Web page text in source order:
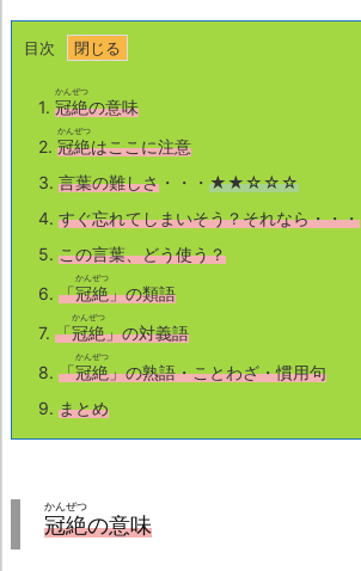
目次
1. 冠絶
かんぜつ
の意味
2. 冠絶
かんぜつ
はここに注意
3. 言葉の難しさ ・・・ ★★☆☆☆
4. すぐ忘れてしまいそう？それなら・・・
5. この言葉、どう使う？
6. 「冠絶
かんぜつ
」の類語
7. 「冠絶
かんぜつ
」の対義語
8. 「冠絶
かんぜつ
」の熟語・ことわざ・慣用句
9. まとめ
冠絶
かんぜつ
の意味